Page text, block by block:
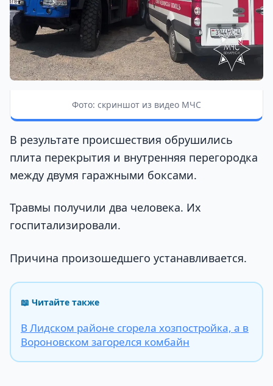
Фото: скриншот из видео МЧС
В результате происшествия обрушились
плита перекрытия и внутренняя перегородка
между двумя гаражными боксами.
Травмы получили два человека. Их
госпитализировали.
Причина произошедшего устанавливается.
📖 Читайте также
В Лидском районе сгорела хозпостройка, а в
Вороновском загорелся комбайн